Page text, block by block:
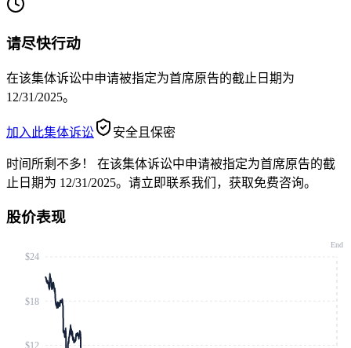
请尽快行动
在该集体诉讼中申请被指定为首席原告的截止日期为
12/31/2025。
加入此集体诉讼 安全且保密
时间所剩不多！
在该集体诉讼中申请被指定为首席原告的截
止日期为 12/31/2025。请立即联系我们，获取免费咨询。
股价表现
$12
$18
$24
End